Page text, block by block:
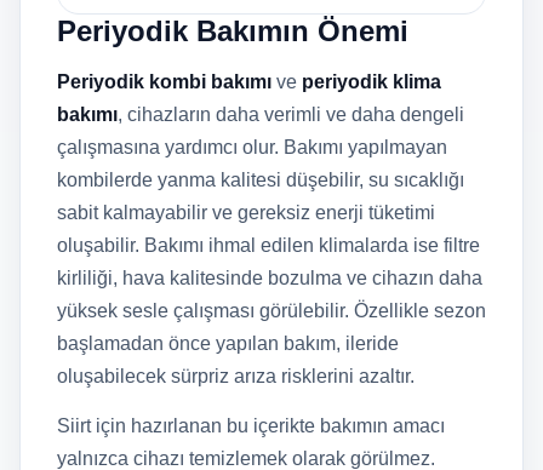
Periyodik Bakımın Önemi
Periyodik kombi bakımı ve periyodik klima
bakımı, cihazların daha verimli ve daha dengeli
çalışmasına yardımcı olur. Bakımı yapılmayan
kombilerde yanma kalitesi düşebilir, su sıcaklığı
sabit kalmayabilir ve gereksiz enerji tüketimi
oluşabilir. Bakımı ihmal edilen klimalarda ise filtre
kirliliği, hava kalitesinde bozulma ve cihazın daha
yüksek sesle çalışması görülebilir. Özellikle sezon
başlamadan önce yapılan bakım, ileride
oluşabilecek sürpriz arıza risklerini azaltır.
Siirt için hazırlanan bu içerikte bakımın amacı
yalnızca cihazı temizlemek olarak görülmez.